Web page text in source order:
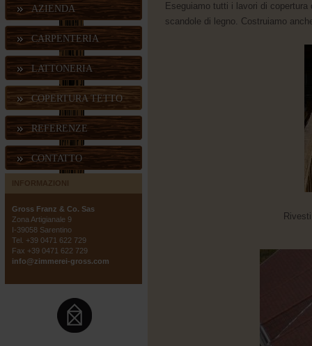
AZIENDA
CARPENTERIA
LATTONERIA
COPERTURA TETTO
REFERENZE
CONTATTO
Gross Franz & Co. Sas
Zona Artigianale 9
I-39058 Sarentino
Tel. +39 0471 622 729
Fax +39 0471 622 729
info@zimmerei-gross.com
Eseguiamo tutti i lavori di
scandole di legno. Costruiamo